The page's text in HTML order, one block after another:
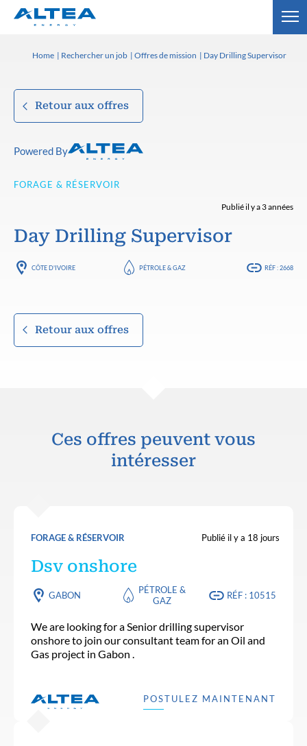
Home Rechercher un job Offres de mission Day Drilling Supervisor
Retour aux offres
Powered By
FORAGE & RÉSERVOIR
Publié il y a 3 années
Day Drilling Supervisor
CÔTE D'IVOIRE PÉTROLE & GAZ RÉF : 2668
Retour aux offres
Ces offres peuvent vous
intéresser
FORAGE & RÉSERVOIR Publié il y a 18 jours
Dsv onshore
GABON
PÉTROLE &
GAZ
RÉF : 10515
We are looking for a Senior drilling supervisor
onshore to join our consultant team for an Oil and
Gas project in Gabon .
POSTULEZ MAINTENANT